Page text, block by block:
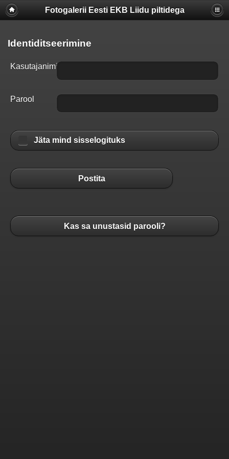
Fotogalerii Eesti EKB Liidu piltidega
Identiditseerimine
Kasutajanimi
Parool
Jäta mind sisselogituks
Postita
Kas sa unustasid parooli?